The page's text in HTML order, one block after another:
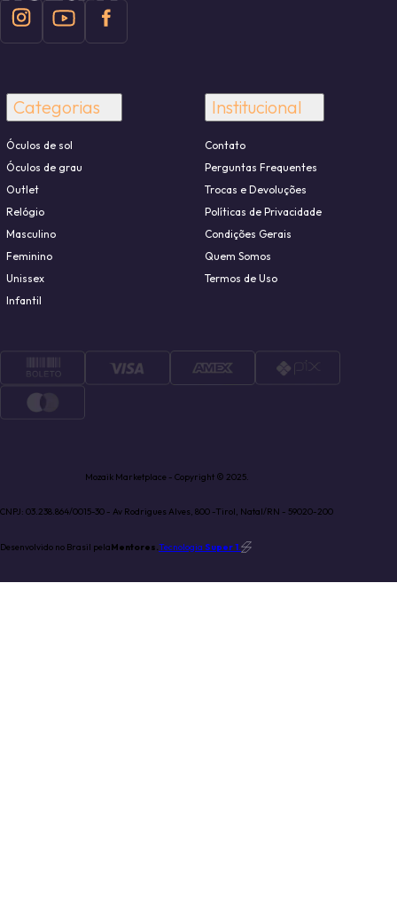
Categorias
Óculos de sol
Óculos de grau
Outlet
Relógio
Masculino
Feminino
Unissex
Infantil
Institucional
Contato
Perguntas Frequentes
Trocas e Devoluções
Políticas de Privacidade
Condições Gerais
Quem Somos
Termos de Uso
Mozaik Marketplace - Copyright © 2025.
CNPJ: 03.238.864/0015-30 - Av Rodrigues Alves, 800 -Tirol, Natal/RN - 59020-200
Desenvolvido no Brasil pelaMentores.Tecnologia Super 1.